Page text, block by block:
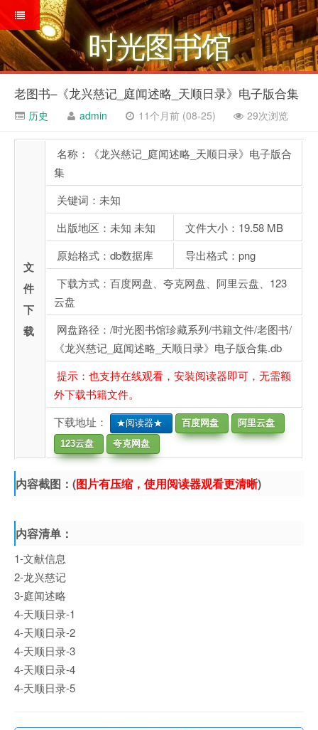
时光图书馆
老图书–《龙兴慈记_庭闻述略_天顺日录》电子版合集
历史 admin 11个月前 (08-25) 29次浏览
文
件
下
载
名称：《龙兴慈记_庭闻述略_天顺日录》电子版合
集
关键词：未知
出版地区：未知 未知
文件大小：19.58 MB
原始格式：db数据库
导出格式：png
下载方式：百度网盘、夸克网盘、阿里云盘、123
云盘
网盘路径：/时光图书馆珍藏系列/书籍文件/老图书/
《龙兴慈记_庭闻述略_天顺日录》电子版合集.db
提示：也支持在线观看，安装阅读器即可，无需额
外下载书籍文件。
下载地址：
★阅读器★ 百度网盘
阿里云盘
123云盘
夸克网盘
内容截图：(图片有压缩，使用阅读器观看更清晰)
内容清单：
1-文献信息
2-龙兴慈记
3-庭闻述略
4-天顺日录-1
4-天顺日录-2
4-天顺日录-3
4-天顺日录-4
4-天顺日录-5